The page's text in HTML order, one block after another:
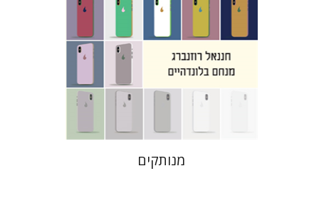
הנחת אתר ספר מודפס
$34
$31
מנותקים